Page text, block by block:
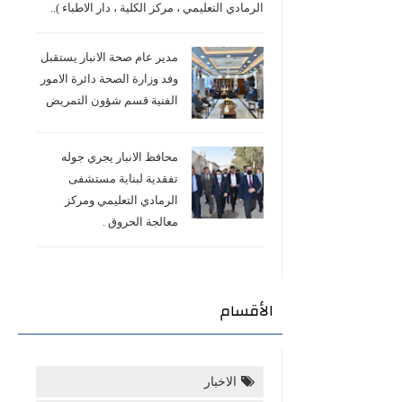
الرمادي التعليمي ، مركز الكلية ، دار الاطباء )..
مدير عام صحة الانبار يستقبل
وفد وزارة الصحة دائرة الامور
الفنية قسم شؤون التمريض
محافظ الانبار يجري جوله
تفقدية لبناية مستشفى
الرمادي التعليمي ومركز
معالجة الحروق .
الأقسام
الاخبار